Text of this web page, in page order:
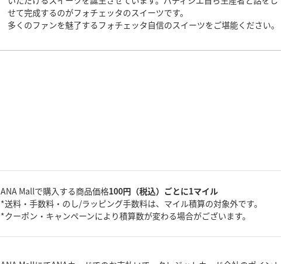
せて完成するのがフォチェッタのスイーツです。
多くのファンを魅了するフォチェッタ自信のスイーツをご堪能ください。
ANA Mallで購入する商品価格100円（税込）ごとに1マイル
*送料・手数料・のし/ラッピング手数料は、マイル積算の対象外です。
*クーポン・キャンペーンにより積算数が変わる場合がございます。